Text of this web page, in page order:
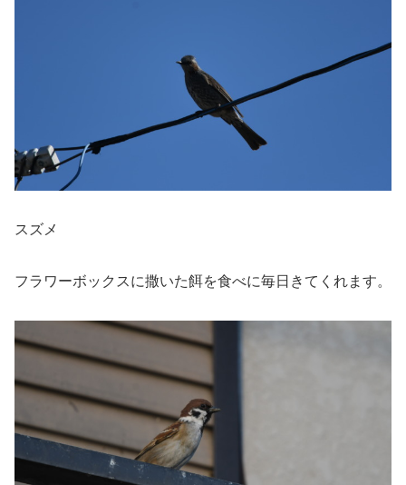
スズメ
フラワーボックスに撒いた餌を食べに毎日きてくれます。